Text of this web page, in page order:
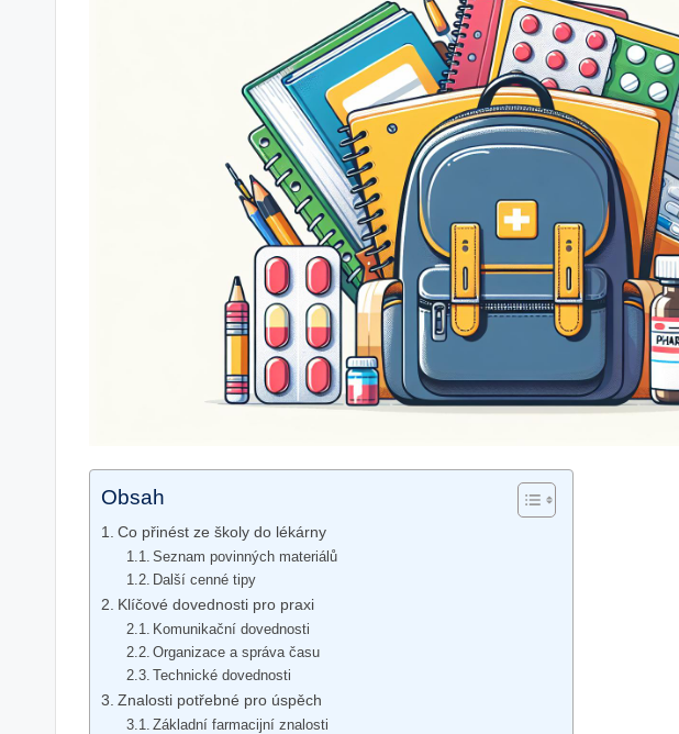
Obsah
Co přinést ze školy do lékárny
Seznam povinných materiálů
Další cenné tipy
Klíčové dovednosti pro praxi
Komunikační dovednosti
Organizace a správa času
Technické dovednosti
Znalosti potřebné pro úspěch
Základní farmacijní znalosti